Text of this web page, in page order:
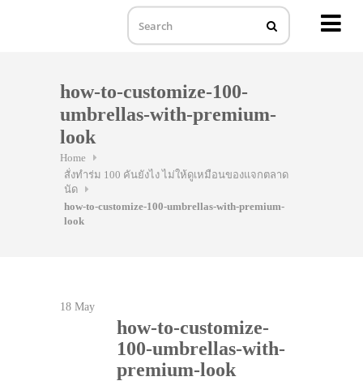
how-to-customize-100-
umbrellas-with-premium-
look
Home
สั่งทำร่ม 100 คันยังไง ไม่ให้ดูเหมือนของแจกตลาด
นัด
how-to-customize-100-umbrellas-with-premium-
look
18 May
how-to-customize-
100-umbrellas-with-
premium-look